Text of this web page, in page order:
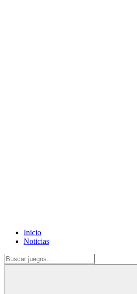
Inicio
Noticias